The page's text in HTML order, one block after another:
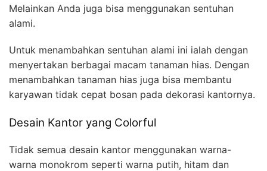
Melainkan Anda juga bisa menggunakan sentuhan
alami.
Untuk menambahkan sentuhan alami ini ialah dengan
menyertakan berbagai macam tanaman hias. Dengan
menambahkan tanaman hias juga bisa membantu
karyawan tidak cepat bosan pada dekorasi kantornya.
Desain Kantor yang Colorful
Tidak semua desain kantor menggunakan warna-
warna monokrom seperti warna putih, hitam dan